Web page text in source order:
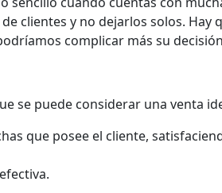
clientes y no dejarlos solos. Hay
complicar más su
se puede considerar una venta
que posee el cliente,